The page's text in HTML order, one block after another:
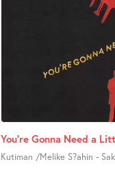
You’re Gonna Need a
Kutiman /Melike S?ahin -